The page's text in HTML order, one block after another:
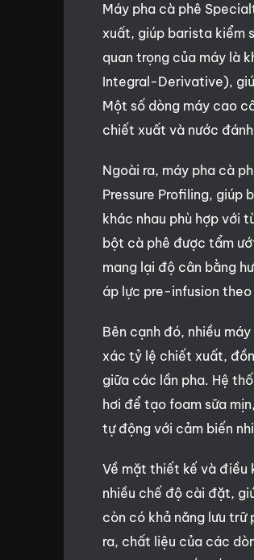
Máy pha cà phê
xuất, giúp barista kiểm
quan trọng của máy là
Integral-Derivative),
Một số dòng máy cao
chiết xuất và nước
Ngoài ra, máy pha cà
Pressure Profiling, giúp
khác nhau phù hợp với
bột cà phê được tẩm
mang lại độ cân bằng
áp lực pre-infusion theo
Bên cạnh đó, nhiều
xác tỷ lệ chiết xuất,
giữa các lần pha. Hệ
hơi để tạo foam sữa
tự động với cảm biến
Về mặt thiết kế và điều
nhiều chế độ cài đặt,
còn có khả năng lưu
ra, chất liệu của các